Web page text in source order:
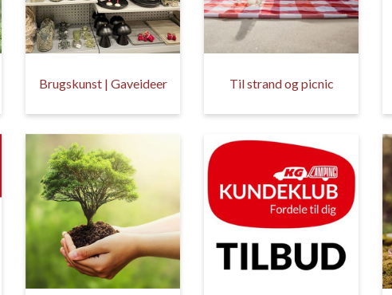
Brugskunst | Gaveideer Til strand og picnic